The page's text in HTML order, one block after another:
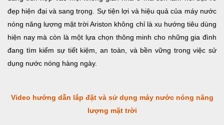
đẹp hiện đại và sang trọng. Sự tiện lợi và hiệu quả của máy nước
nóng năng lượng mặt trời Ariston không chỉ là xu hướng tiêu dùng
hiện nay mà còn là một lựa chọn thông minh cho những gia đình
đang tìm kiếm sự tiết kiệm, an toàn, và bền vững trong việc sử
dụng nước nóng hàng ngày.
Video hướng dẫn lắp đặt và sử dụng máy nước nóng năng
lượng mặt trời